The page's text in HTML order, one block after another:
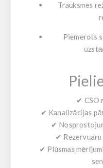
Trauksmes
Piemērots
✔ CSO
✔ Kanalizācijas
✔
✔ Rezervuāru
✔ Plūsmas